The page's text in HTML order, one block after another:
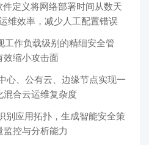
件定义将网络部署时间从数天
维效率，减少人工配置错误
作负载级别的精细安全管
效缩小攻击面
、公有云、边缘节点实现一
混合云运维复杂度
应用拓扑，生成智能安全策
控与分析能力